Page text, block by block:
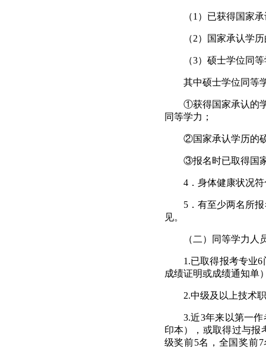
（1 ）已获得国家
（2）国家承认学
（3）硕士学位同
其中硕士学位同等
①获得国家承认的
同等学力；
②国家承认学历的
③报名时已取得国
4．身体健康状况
5．有至少两名所
见。
（二）同等学力
1.已取得报考专业6
成绩证明或成绩通知单
2.中级及以上技术
3.近3年来以第一
印本），或取得过与报
级奖前5名，全国奖前7